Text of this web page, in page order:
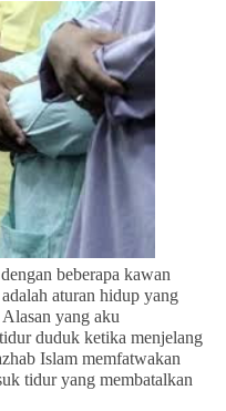
beberapa kawan
aturan hidup yang
yang aku
duduk ketika menjelang
Islam memfatwakan
tidur yang membatalkan